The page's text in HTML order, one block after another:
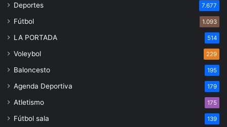
Deportes 7.677
Fútbol 1.093
LA PORTADA 514
Voleybol 229
Baloncesto 195
Agenda Deportiva 179
Atletismo 175
Fútbol sala 139